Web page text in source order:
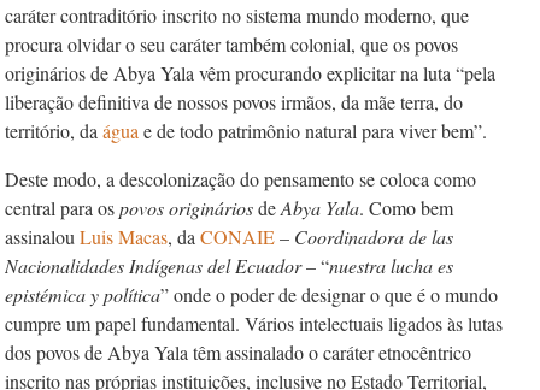
caráter contraditório inscrito no sistema mundo moderno, que
procura olvidar o seu caráter também colonial, que os povos
originários de Abya Yala vêm procurando explicitar na luta “pela
liberação definitiva de nossos povos irmãos, da mãe terra, do
território, da água e de todo patrimônio natural para viver bem”.
Deste modo, a descolonização do pensamento se coloca como
central para ospovos origináriosdeAbya Yala. Como bem
assinalou Luis Macas, da CONAIE– Coordinadora de las
Nacionalidades Indígenas del Ecuador– “nuestra lucha es
epistémica y política” onde o poder de designar o que é o mundo
cumpre um papel fundamental. Vários intelectuais ligados às lutas
dos povos de Abya Yala têm assinalado o caráter etnocêntrico
inscrito nas próprias instituições, inclusive no Estado Territorial,